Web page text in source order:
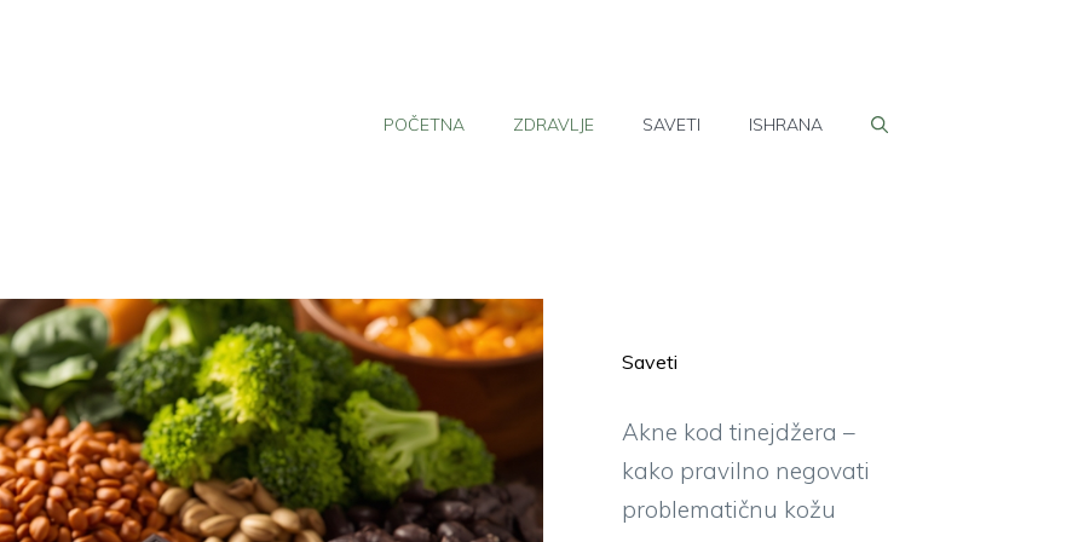
POČETNA ZDRAVLJE SAVETI ISHRANA
Saveti
Akne kod tinejdžera –
kako pravilno negovati
problematičnu kožu